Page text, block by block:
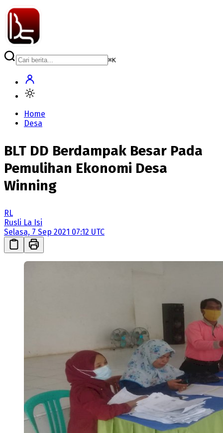
⌘K
Home
Desa
BLT DD Berdampak Besar Pada
Pemulihan Ekonomi Desa
Winning
RL
Rusli La Isi
Selasa, 7 Sep 2021 07:12 UTC